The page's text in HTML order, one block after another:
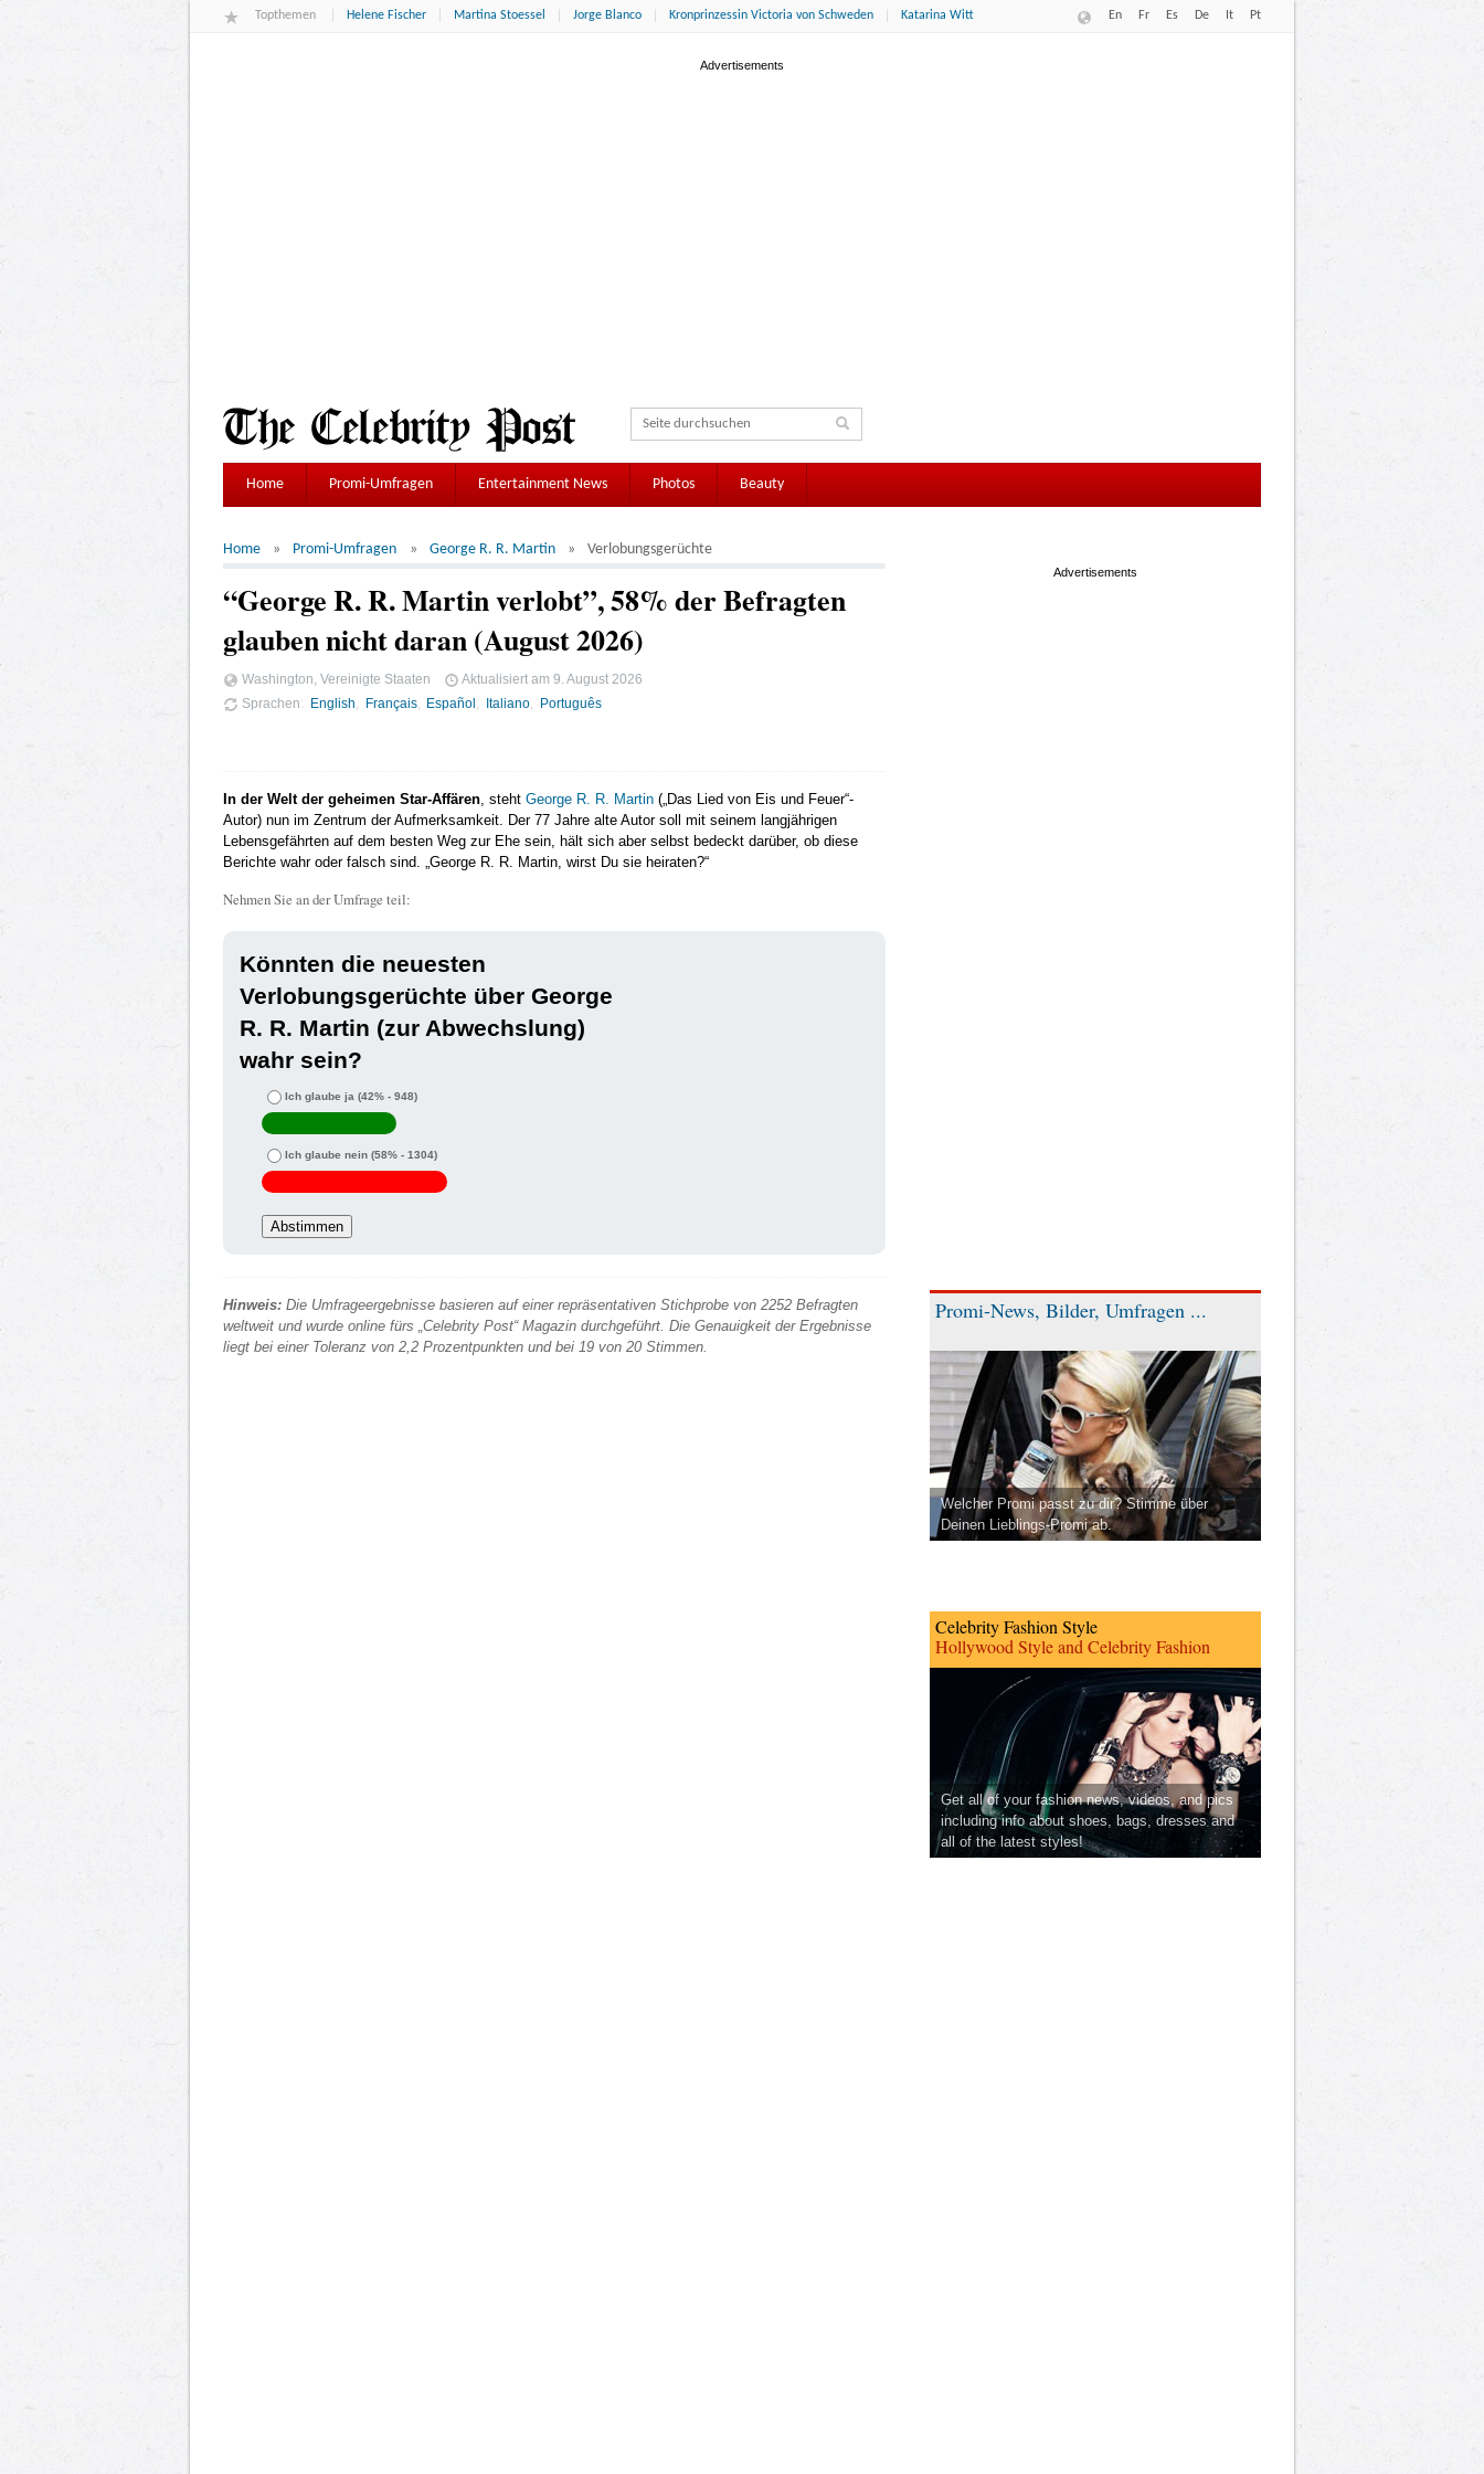
Topthemen Helene Fischer Martina Stoessel Jorge Blanco Kronprinzessin Victoria von Schweden Katarina Witt En Fr Es De It Pt
Home Promi-Umfragen Entertainment News Photos Beauty
Home Promi-Umfragen George R. R. Martin Verlobungsgerüchte
“George R. R. Martin verlobt”, 58% der Befragten
glauben nicht daran (August 2026)
Washington, Vereinigte Staaten Aktualisiert am 9. August 2026
Sprachen
English Français Español Italiano Português
In der Welt der geheimen Star-Affären , steht George R. R. Martin („Das Lied von Eis und Feuer“-
Autor) nun im Zentrum der Aufmerksamkeit. Der 77 Jahre alte Autor soll mit seinem langjährigen
Lebensgefährten auf dem besten Weg zur Ehe sein, hält sich aber selbst bedeckt darüber, ob diese
Berichte wahr oder falsch sind. „George R. R. Martin, wirst Du sie heiraten?“
Nehmen Sie an der Umfrage teil:
Könnten die neuesten
Verlobungsgerüchte über George
R. R. Martin (zur Abwechslung)
wahr sein?
Ich glaube ja (42% - 948)
Ich glaube nein (58% - 1304)
Hinweis: Die Umfrageergebnisse basieren auf einer repräsentativen Stichprobe von 2252 Befragten
weltweit und wurde online fürs „Celebrity Post“ Magazin durchgeführt. Die Genauigkeit der Ergebnisse
liegt bei einer Toleranz von 2,2 Prozentpunkten und bei 19 von 20 Stimmen.
Promi-News, Bilder, Umfragen ...
Welcher Promi passt zu dir? Stimme über
Deinen Lieblings-Promi ab.
Celebrity Fashion Style
Hollywood Style and Celebrity Fashion
Get all of your fashion news, videos, and pics
including info about shoes, bags, dresses and
all of the latest styles!